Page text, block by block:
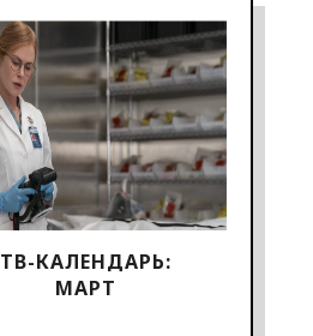
ТВ-КАЛЕНДАРЬ:
МАРТ